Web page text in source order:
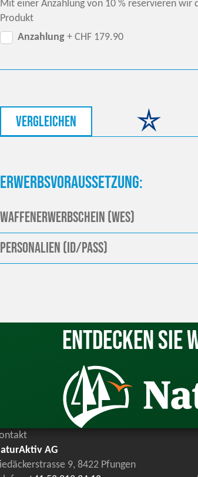
Mit einer Anzahlung von 10 % reservieren wir
Produkt
Anzahlung + CHF 179.90
vergleichen
Erwerbsvoraussetzung:
Waffenerwerbschein (WES)
Personalien (ID/Pass)
Entdecken
AG
9, 8422 Pfungen